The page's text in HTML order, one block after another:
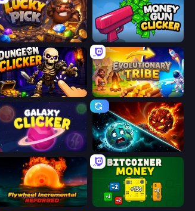
Lucky Pick Money Gun Clicker
Dungeon Clicker Evolutionary Tribe
Galaxy Clicker PlanetCrush 2
Flywheel Incremental: Reforged BitCoiner